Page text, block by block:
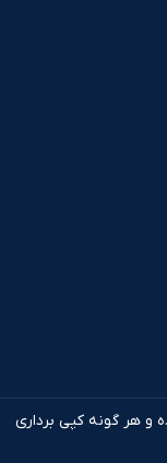
و هر گونه کپی برداری